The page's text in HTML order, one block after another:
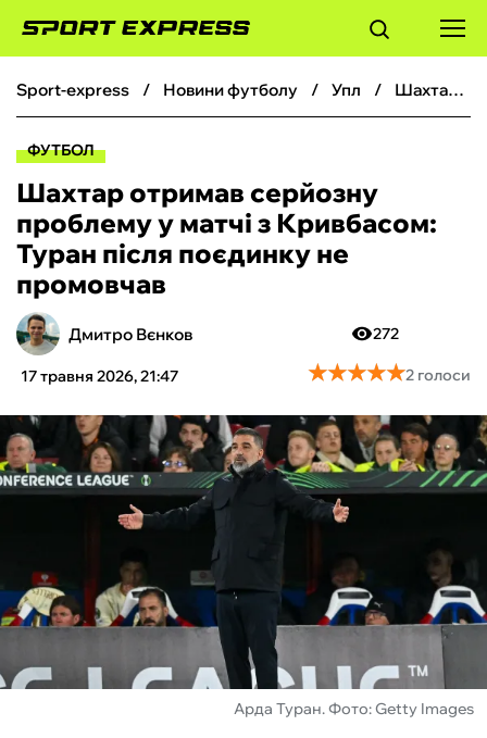
ФУТБОЛ
БОКС
ХОКЕЙ
ТЕНІС
КІБЕРСПОРТ
ЧС-2026
ІНШІ
sport-express новини футболу упл Шахтар отримав серйозну проблему у матчі з Кривбасом: Туран після поєдинку не промовчав
ФУТБОЛ
Шахтар отримав серйозну
проблему у матчі з Кривбасом:
Туран після поєдинку не
промовчав
Дмитро Вєнков
17 травня 2026, 21:47
272
★★★★★
★★★★★2 голоси
Арда Туран. Фото: Getty Images